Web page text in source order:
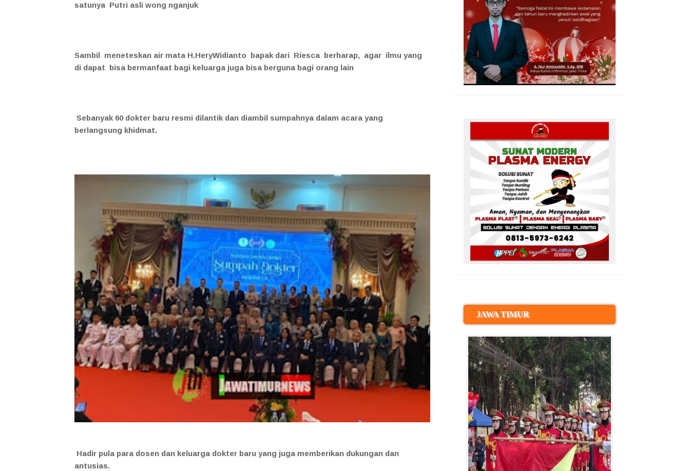
satunya Putri asli wong nganjuk
Sambil meneteskan air mata H.HeryWidianto bapak dari Riesca berharap, agar ilmu yang
di dapat bisa bermanfaat bagi keluarga juga bisa berguna bagi orang lain
Sebanyak 60 dokter baru resmi dilantik dan diambil sumpahnya dalam acara yang
berlangsung khidmat.
Hadir pula para dosen dan keluarga dokter baru yang juga memberikan dukungan dan
antusias.
JAWA TIMUR